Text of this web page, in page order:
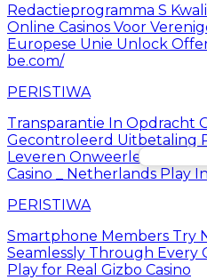
Redactieprogramma S
Online Casinos Voor
Europese Unie Unlock
be.com/
PERISTIWA
Transparantie In Opdracht
Gecontroleerd Uitbetaling
Leveren Onweerlegbaar
Casino _ Netherlands Play
PERISTIWA
Smartphone Members Try
Seamlessly Through Every
Play for Real Gizbo Casino